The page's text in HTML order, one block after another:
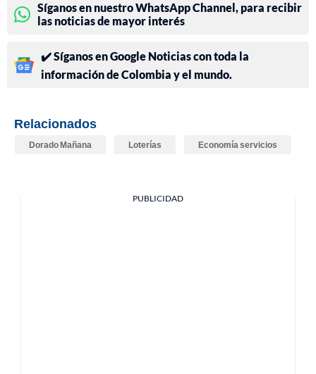
Síganos en nuestro WhatsApp Channel, para recibir
las noticias de mayor interés
✔️ Síganos en Google Noticias con toda la
información de Colombia y el mundo.
Relacionados
Dorado Mañana Loterías Economía servicios
PUBLICIDAD